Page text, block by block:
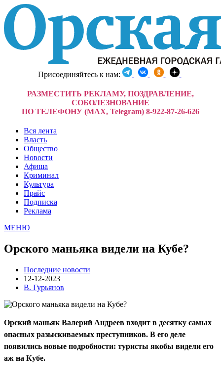
Присоединяйтесь к нам:
РАЗМЕСТИТЬ РЕКЛАМУ, ПОЗДРАВЛЕНИЕ,
СОБОЛЕЗНОВАНИЕ
ПО ТЕЛЕФОНУ (MAX, Telegram) 8-922-87-26-626
Вся лента
Власть
Общество
Новости
Афиша
Криминал
Культура
Прайс
Подписка
Реклама
МЕНЮ
Орского маньяка видели на Кубе?
Последние новости
12-12-2023
В. Гурьянов
Орский маньяк Валерий Андреев входит в десятку самых
опасных разыскиваемых преступников. В его деле
появились новые подробности: туристы якобы видели его
аж на Кубе.